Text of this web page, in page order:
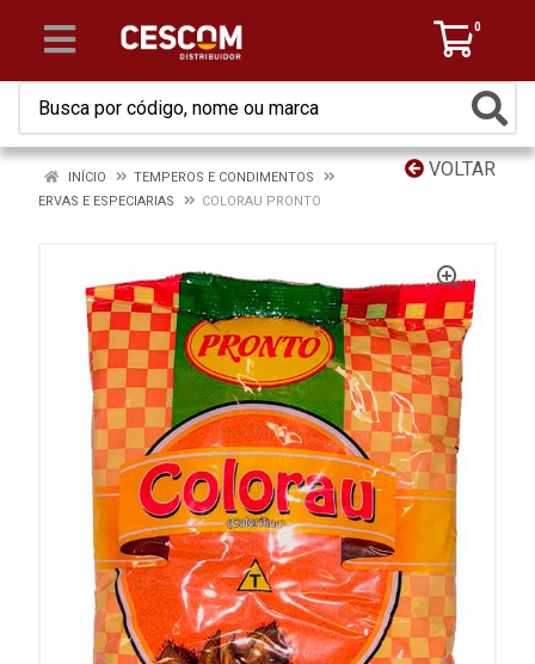
0
VOLTAR
INÍCIO
TEMPEROS E CONDIMENTOS
ERVAS E ESPECIARIAS
COLORAU PRONTO